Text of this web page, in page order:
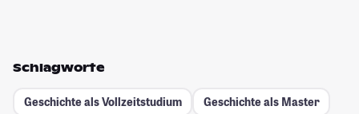
Schlagworte
Geschichte als Vollzeitstudium
Geschichte als Master